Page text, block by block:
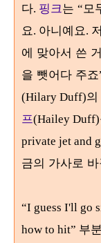
다. 핑크는 “ 모
요. 아니예요.
에 맞아서 쓴
을 뺏어다 주죠
(Hilary Duff)
프(Hailey Duff)
private jet and
금의 가사로
“I guess I'll go
how to hit” 부